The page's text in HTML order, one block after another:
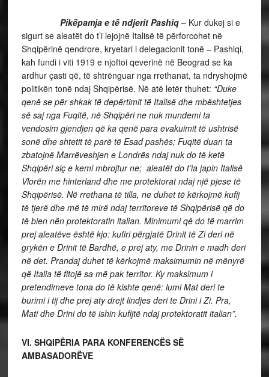
Pikëpamja e të ndjerit Pashiq – Kur dukej si e
sigurt se aleatët do t’i lejojnë Italisë të përforcohet në
Shqipërinë qendrore, kryetari i delegacionit tonë – Pashiqi,
kah fundi i viti 1919 e njoftoi qeverinë në Beograd se ka
ardhur çasti që, të shtrënguar nga rrethanat, ta ndryshojmë
politikën tonë ndaj Shqipërisë. Në atë letër thuhet: “Duke
qenë se për shkak të depërtimit të Italisë dhe mbështetjes
së saj nga Fuqitë, në Shqipëri ne nuk mundemi ta
vendosim gjendjen që ka qenë para evakuimit të ushtrisë
sonë dhe shtetit të parë të Esad pashës; Fuqitë duan ta
zbatojnë Marrëveshjen e Londrës ndaj nuk do të ketë
Shqipëri siç e kemi mbrojtur ne; aleatët do t’ia japin Italisë
Vlorën me hinterland dhe me protektorat ndaj një pjese të
Shqipërisë. Në rrethana të tilla, ne duhet të kërkojmë kufij
të tjerë dhe më të mirë ndaj territoreve të Shqipërisë që do
të bien nën protektoratin italian. Minimumi që do të marrim
prej aleatëve është kjo: kufiri përgjatë Drinit të Zi deri në
grykën e Drinit të Bardhë, e prej aty, me Drinin e madh deri
në det. Prandaj duhet të kërkojmë maksimumin në mënyrë
që Italia të fitojë sa më pak territor. Ky maksimum i
pretendimeve tona do të kishte qenë: lumi Mat deri te
burimi i tij dhe prej aty drejt lindjes deri te Drini i Zi. Pra,
Mati dhe Drini do të ishin kufijtë ndaj protektoratit italian”.
VI. SHQIPËRIA PARA KONFERENCËS SË
AMBASADORËVE